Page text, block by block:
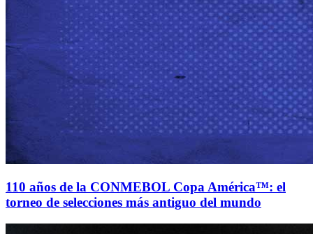
110 años de la CONMEBOL Copa América™: el
torneo de selecciones más antiguo del mundo